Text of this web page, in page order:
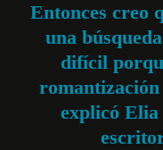
Entonces creo
una
difícil
explicó